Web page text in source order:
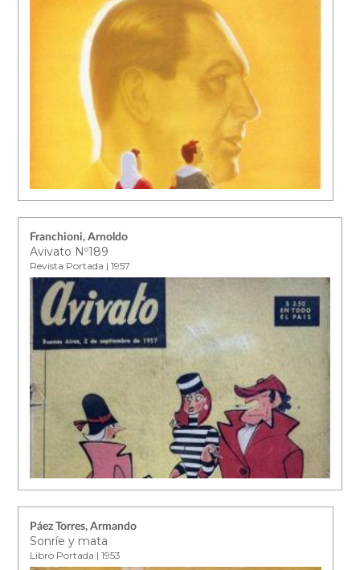
Franchioni, Arnoldo
Avivato Nº189
Revista Portada | 1957
Páez Torres, Armando
Sonríe y mata
Libro Portada | 1953